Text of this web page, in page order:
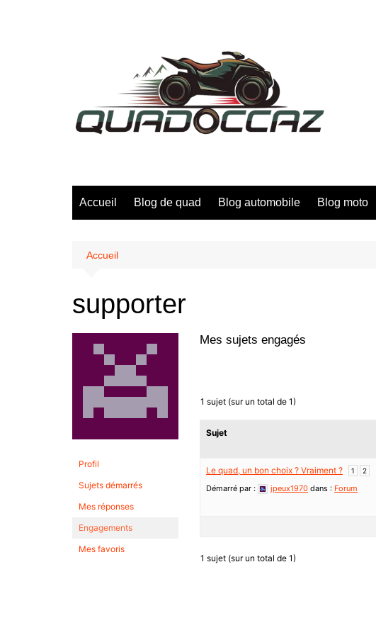
Accueil Blog de quad Blog automobile Blog moto
Accueil
supporter
Profil
Sujets démarrés
Mes réponses
Engagements
Mes favoris
Mes sujets engagés
1 sujet (sur un total de 1)
Sujet
Le quad, un bon choix ? Vraiment ? 1 2
Démarré par : jpeux1970 dans : Forum
1 sujet (sur un total de 1)